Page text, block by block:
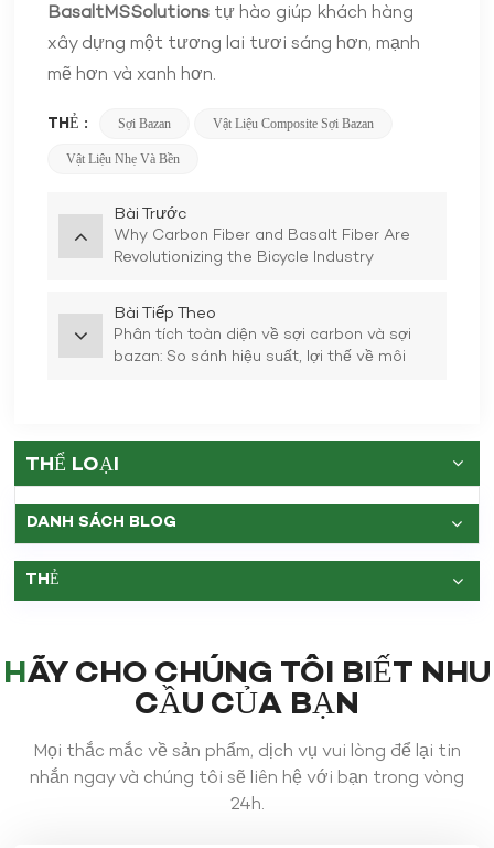
BasaltMSSolutions tự hào giúp khách hàng
xây dựng một tương lai tươi sáng hơn, mạnh
mẽ hơn và xanh hơn.
THẺ : Sợi Bazan Vật Liệu Composite Sợi Bazan
Vật Liệu Nhẹ Và Bền
Bài Trước
Why Carbon Fiber and Basalt Fiber Are
Revolutionizing the Bicycle Industry
Bài Tiếp Theo
Phân tích toàn diện về sợi carbon và sợi
bazan: So sánh hiệu suất, lợi thế về môi
THỂ LOẠI
DANH SÁCH BLOG
THẺ
HÃY CHO CHÚNG TÔI BIẾT NHU
CẦU CỦA BẠN
Mọi thắc mắc về sản phẩm, dịch vụ vui lòng để lại tin
nhắn ngay và chúng tôi sẽ liên hệ với bạn trong vòng
24h.